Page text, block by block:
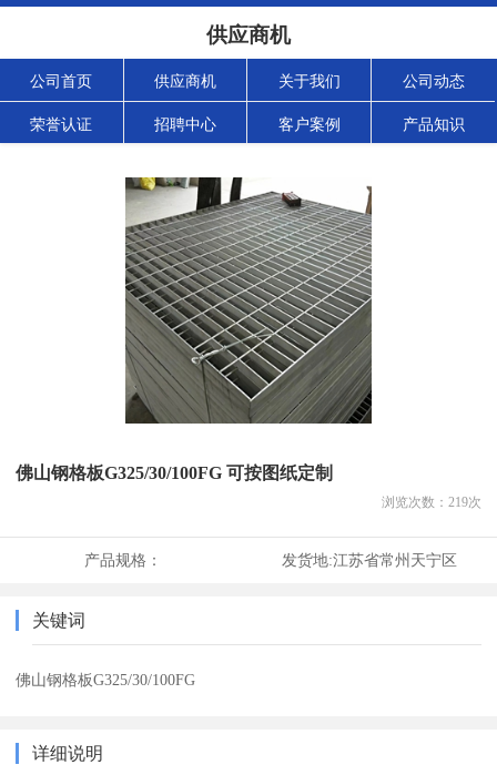
供应商机
公司首页 供应商机 关于我们 公司动态
荣誉认证 招聘中心 客户案例 产品知识
佛山钢格板G325/30/100FG 可按图纸定制
浏览次数： 219次
产品规格： 发货地:江苏省常州天宁区
关键词
佛山钢格板G325/30/100FG
详细说明